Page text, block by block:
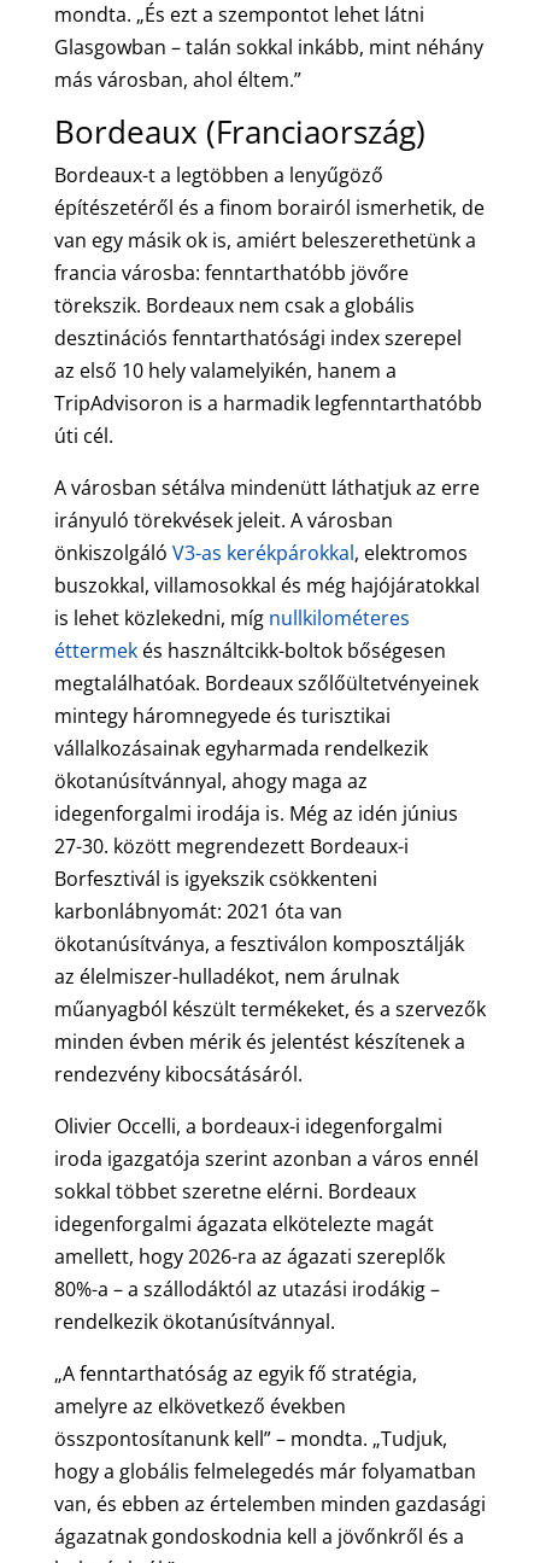
mondta. „És ezt a szempontot lehet látni
Glasgowban – talán sokkal inkább, mint néhány
más városban, ahol éltem.”
Bordeaux (Franciaország)
Bordeaux-t a legtöbben a lenyűgöző
építészetéről és a finom borairól ismerhetik, de
van egy másik ok is, amiért beleszerethetünk a
francia városba: fenntarthatóbb jövőre
törekszik. Bordeaux nem csak a globális
desztinációs fenntarthatósági index szerepel
az első 10 hely valamelyikén, hanem a
TripAdvisoron is a harmadik legfenntarthatóbb
úti cél.
A városban sétálva mindenütt láthatjuk az erre
irányuló törekvések jeleit. A városban
önkiszolgáló V3-as kerékpárokkal, elektromos
buszokkal, villamosokkal és még hajójáratokkal
is lehet közlekedni, míg nullkilométeres
éttermekés használtcikk-boltok bőségesen
megtalálhatóak. Bordeaux szőlőültetvényeinek
mintegy háromnegyede és turisztikai
vállalkozásainak egyharmada rendelkezik
ökotanúsítvánnyal, ahogy maga az
idegenforgalmi irodája is. Még az idén június
27-30. között megrendezett Bordeaux-i
Borfesztivál is igyekszik csökkenteni
karbonlábnyomát: 2021 óta van
ökotanúsítványa, a fesztiválon komposztálják
az élelmiszer-hulladékot, nem árulnak
műanyagból készült termékeket, és a szervezők
minden évben mérik és jelentést készítenek a
rendezvény kibocsátásáról.
Olivier Occelli, a bordeaux-i idegenforgalmi
iroda igazgatója szerint azonban a város ennél
sokkal többet szeretne elérni. Bordeaux
idegenforgalmi ágazata elkötelezte magát
amellett, hogy 2026-ra az ágazati szereplők
80%-a – a szállodáktól az utazási irodákig –
rendelkezik ökotanúsítvánnyal.
„A fenntarthatóság az egyik fő stratégia,
amelyre az elkövetkező években
összpontosítanunk kell” – mondta. „Tudjuk,
hogy a globális felmelegedés már folyamatban
van, és ebben az értelemben minden gazdasági
ágazatnak gondoskodnia kell a jövőnkről és a